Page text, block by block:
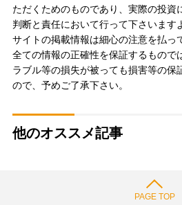
ただくためのものであり、実際の投資
判断と責任において行って下さいます
サイトの掲載情報は細心の注意を払っ
全ての情報の正確性を保証するもので
ラブル等の損失が被っても損害等の保
ので、予めご了承下さい。
他のオススメ記事
PAGE TOP